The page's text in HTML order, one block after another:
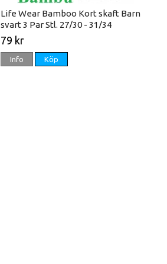
Life Wear Bamboo Kort skaft Barn
svart 3 Par Stl. 27/30 - 31/34
79 kr
Info Köp